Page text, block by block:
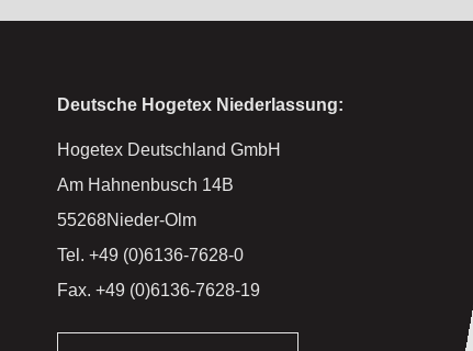
Deutsche Hogetex Niederlassung:
Hogetex Deutschland GmbH
Am Hahnenbusch 14B
55268Nieder-Olm
Tel. +49 (0)6136-7628-0
Fax. +49 (0)6136-7628-19